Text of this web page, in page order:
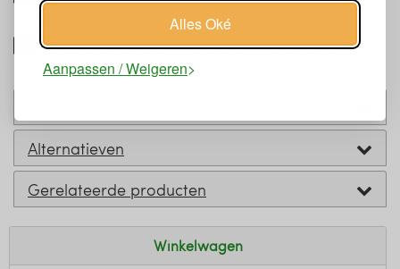
Alles Oké
Aanpassen / Weigeren
balsem
Keurmerken en labels Weleda billenbalsem
Calendula
Alternatieven
Gerelateerde producten
Winkelwagen